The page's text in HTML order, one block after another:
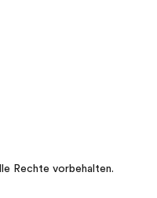
Rechte vorbehalten.